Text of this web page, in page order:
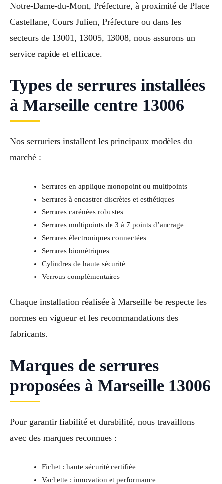
Notre-Dame-du-Mont, Préfecture, à proximité de Place
Castellane, Cours Julien, Préfecture ou dans les
secteurs de 13001, 13005, 13008, nous assurons un
service rapide et efficace.
Types de serrures installées
à Marseille centre 13006
Nos serruriers installent les principaux modèles du
marché :
Serrures en applique monopoint ou multipoints
Serrures à encastrer discrètes et esthétiques
Serrures carénées robustes
Serrures multipoints de 3 à 7 points d’ancrage
Serrures électroniques connectées
Serrures biométriques
Cylindres de haute sécurité
Verrous complémentaires
Chaque installation réalisée à Marseille 6e respecte les
normes en vigueur et les recommandations des
fabricants.
Marques de serrures
proposées à Marseille 13006
Pour garantir fiabilité et durabilité, nous travaillons
avec des marques reconnues :
Fichet : haute sécurité certifiée
Vachette : innovation et performance